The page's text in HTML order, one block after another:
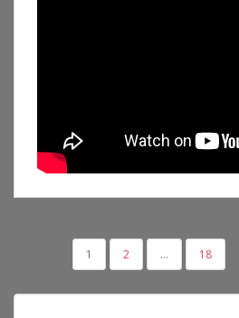
NAWIGACJA
WPISACH
1 2 … 18